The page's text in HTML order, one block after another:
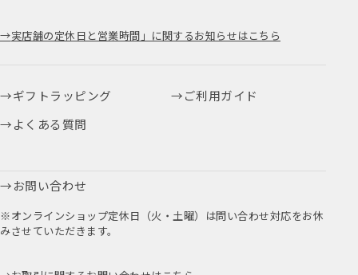
実店舗の定休日と営業時間」に関するお知らせはこちら
ギフトラッピング
ご利用ガイド
よくある質問
お問い合わせ
※オンラインショップ定休日（火・土曜）は問い合わせ対応をお休
みさせていただきます。